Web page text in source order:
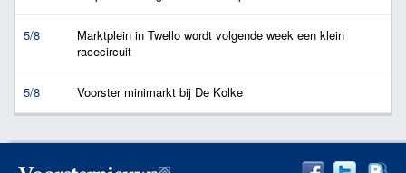
5/8
Marktplein in Twello wordt volgende week een klein
racecircuit
5/8 Voorster minimarkt bij De Kolke